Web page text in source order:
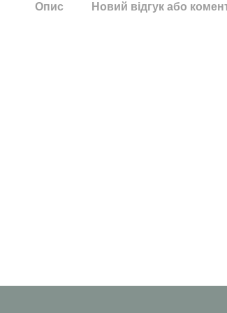
Опис Новий відгук або